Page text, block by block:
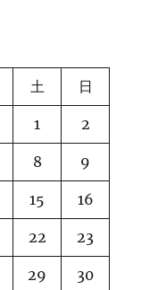
土 日
1 2
8 9
15 16
22 23
29 30